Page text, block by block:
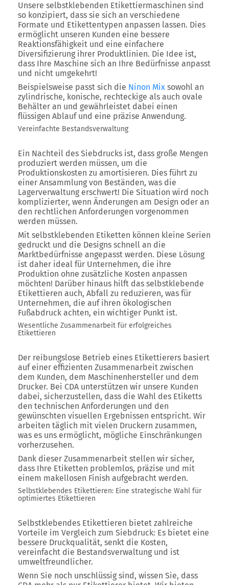
Unsere selbstklebenden Etikettiermaschinen sind
so konzipiert, dass sie sich an verschiedene
Formate und Etikettentypen anpassen lassen. Dies
ermöglicht unseren Kunden eine bessere
Reaktionsfähigkeit und eine einfachere
Diversifizierung ihrer Produktlinien. Die Idee ist,
dass Ihre Maschine sich an Ihre Bedürfnisse anpasst
und nicht umgekehrt!
Beispielsweise passt sich die Ninon Mix sowohl an
zylindrische, konische, rechteckige als auch ovale
Behälter an und gewährleistet dabei einen
flüssigen Ablauf und eine präzise Anwendung.
Vereinfachte Bestandsverwaltung
Ein Nachteil des Siebdrucks ist, dass große Mengen
produziert werden müssen, um die
Produktionskosten zu amortisieren. Dies führt zu
einer Ansammlung von Beständen, was die
Lagerverwaltung erschwert! Die Situation wird noch
komplizierter, wenn Änderungen am Design oder an
den rechtlichen Anforderungen vorgenommen
werden müssen.
Mit selbstklebenden Etiketten können kleine Serien
gedruckt und die Designs schnell an die
Marktbedürfnisse angepasst werden. Diese Lösung
ist daher ideal für Unternehmen, die ihre
Produktion ohne zusätzliche Kosten anpassen
möchten! Darüber hinaus hilft das selbstklebende
Etikettieren auch, Abfall zu reduzieren, was für
Unternehmen, die auf ihren ökologischen
Fußabdruck achten, ein wichtiger Punkt ist.
Wesentliche Zusammenarbeit für erfolgreiches
Etikettieren
Der reibungslose Betrieb eines Etikettierers basiert
auf einer effizienten Zusammenarbeit zwischen
dem Kunden, dem Maschinenhersteller und dem
Drucker. Bei CDA unterstützen wir unsere Kunden
dabei, sicherzustellen, dass die Wahl des Etiketts
den technischen Anforderungen und den
gewünschten visuellen Ergebnissen entspricht. Wir
arbeiten täglich mit vielen Druckern zusammen,
was es uns ermöglicht, mögliche Einschränkungen
vorherzusehen.
Dank dieser Zusammenarbeit stellen wir sicher,
dass Ihre Etiketten problemlos, präzise und mit
einem makellosen Finish aufgebracht werden.
Selbstklebendes Etikettieren: Eine strategische Wahl für
optimiertes Etikettieren
Selbstklebendes Etikettieren bietet zahlreiche
Vorteile im Vergleich zum Siebdruck: Es bietet eine
bessere Druckqualität, senkt die Kosten,
vereinfacht die Bestandsverwaltung und ist
umweltfreundlicher.
Wenn Sie noch unschlüssig sind, wissen Sie, dass